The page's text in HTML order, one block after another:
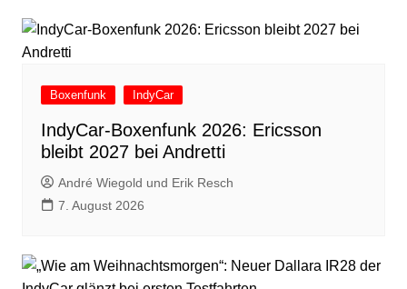
Boxenfunk IndyCar
IndyCar-Boxenfunk 2026: Ericsson
bleibt 2027 bei Andretti
André Wiegold und Erik Resch
7. August 2026